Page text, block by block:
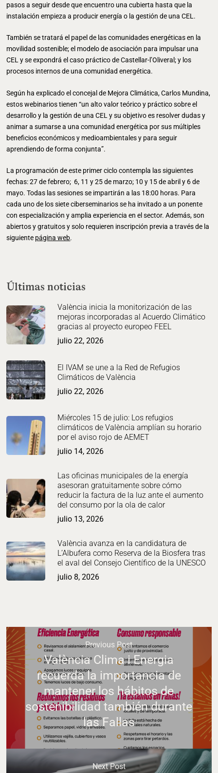
pasos a seguir desde que encuentro una cubierta hasta que la
instalación empieza a producir energía o la gestión de una CEL.
También se tratará el papel de las comunidades energéticas en la
movilidad sostenible; el modelo de asociación para impulsar una
CEL y se expondrá el caso práctico de Castellar-l’Oliveral; y los
procesos internos de una comunidad energética.
Según ha explicado el concejal de Mejora Climática, Carlos Mundina,
estos webinarios tienen “un alto valor teórico y práctico sobre el
desarrollo y la gestión de una CEL y su objetivo es resolver dudas y
animar a sumarse a una comunidad energética por sus múltiples
beneficios económicos y medioambientales y para seguir
aprendiendo de forma conjunta”.
La programación de este primer ciclo contempla las siguientes
fechas: 27 de febrero; 6, 11 y 25 de marzo; 10 y 15 de abril y 6 de
mayo. Todas las sesiones se impartirán a las 18:00 horas. Para
cada uno de los siete ciberseminarios se ha invitado a un ponente
con especialización y amplia experiencia en el sector. Además, son
abiertos y gratuitos y solo requieren inscripción previa a través de la
siguiente página web.
Últimas noticias
València inicia la monitorización de las
mejoras incorporadas al Acuerdo Climático
gracias al proyecto europeo FEEL
julio 22, 2026
El IVAM se une a la Red de Refugios
Climáticos de València
julio 22, 2026
Miércoles 15 de julio: Los refugios
climáticos de València amplían su horario
por el aviso rojo de AEMET
julio 14, 2026
Las oficinas municipales de la energía
asesoran gratuitamente sobre cómo
reducir la factura de la luz ante el aumento
del consumo por la ola de calor
julio 13, 2026
València avanza en la candidatura de
L’Albufera como Reserva de la Biosfera tras
el aval del Consejo Científico de la UNESCO
julio 8, 2026
Previous Post
València Clima i Energia
recuerda la importancia de
mantener los hábitos de
sostenibilidad también durante
las Fallas
Next Post